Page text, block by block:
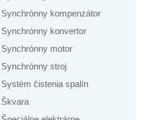
Synchrónny kompenzátor
Synchrónny konvertor
Synchrónny motor
Synchrónny stroj
Systém čistenia spalín
Škvara